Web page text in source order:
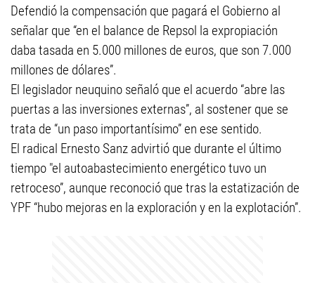
Defendió la compensación que pagará el Gobierno al
señalar que “en el balance de Repsol la expropiación
daba tasada en 5.000 millones de euros, que son 7.000
millones de dólares”.
El legislador neuquino señaló que el acuerdo “abre las
puertas a las inversiones externas”, al sostener que se
trata de “un paso importantísimo” en ese sentido.
El radical Ernesto Sanz advirtió que durante el último
tiempo "el autoabastecimiento energético tuvo un
retroceso”, aunque reconoció que tras la estatización de
YPF “hubo mejoras en la exploración y en la explotación”.